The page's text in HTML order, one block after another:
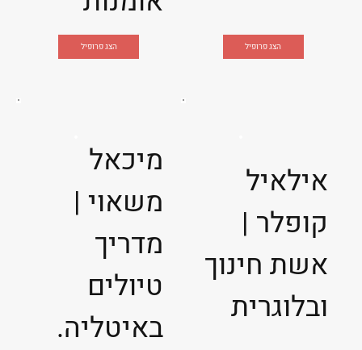
הצג פרופיל הצג פרופיל
מיכאל
משאוי |
מדריך
טיולים
באיטליה.
אילאיל
קופלר |
אשת חינוך
ובלוגרית